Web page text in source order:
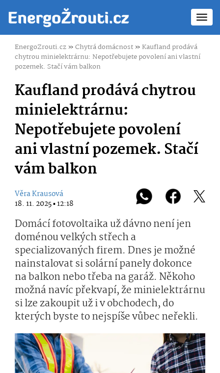
EnergoZrouti.cz»Chytrá domácnost»Kaufland prodává
chytrou minielektrárnu: Nepotřebujete povolení ani vlastní
pozemek. Stačí vám balkon
Kaufland prodává chytrou
minielektrárnu:
Nepotřebujete povolení
ani vlastní pozemek. Stačí
vám balkon
Věra Krausová
18. 11. 2025 ▪ 12:18
Domácí fotovoltaika už dávno není jen
doménou velkých střech a
specializovaných firem. Dnes je možné
nainstalovat si solární panely dokonce
na balkon nebo třeba na garáž. Někoho
možná navíc překvapí, že minielektrárnu
si lze zakoupit už i v obchodech, do
kterých byste to nejspíše vůbec neřekli.